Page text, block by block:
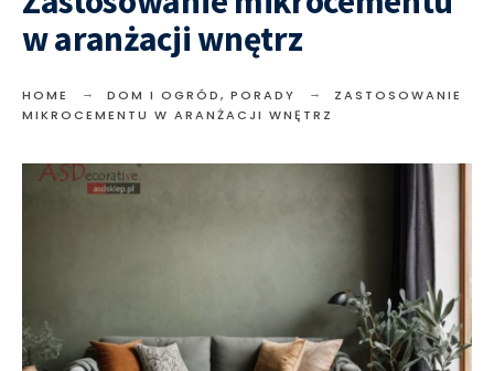
w aranżacji wnętrz
HOME DOM I OGRÓD, PORADY
ZASTOSOWANIE
MIKROCEMENTU W ARANŻACJI WNĘTRZ